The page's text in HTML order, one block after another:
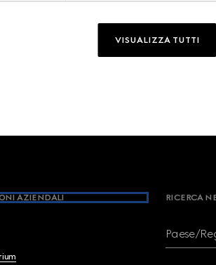
VISUALIZZA TUTTI
AZIENDALI RICERCA
Paese/